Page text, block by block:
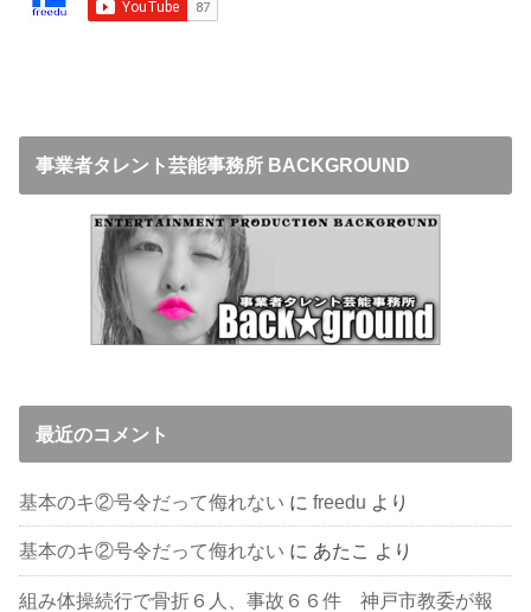
事業者タレント芸能事務所 BACKGROUND
最近のコメント
基本のキ②号令だって侮れない にfreedu より
基本のキ②号令だって侮れない に あたこ より
組み体操続行で骨折６人、事故６６件 神戸市教委が報